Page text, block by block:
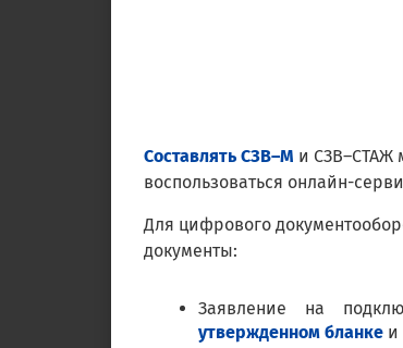
Составлять СЗВ–М и СЗВ–СТАЖ
воспользоваться онлайн-
Для цифрового
документы:
Заявление на
утвержденном бланке и